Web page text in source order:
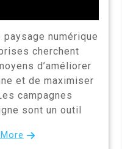
numérique
cherchent
d’améliorer
et de maximiser
campagnes
sont un outil